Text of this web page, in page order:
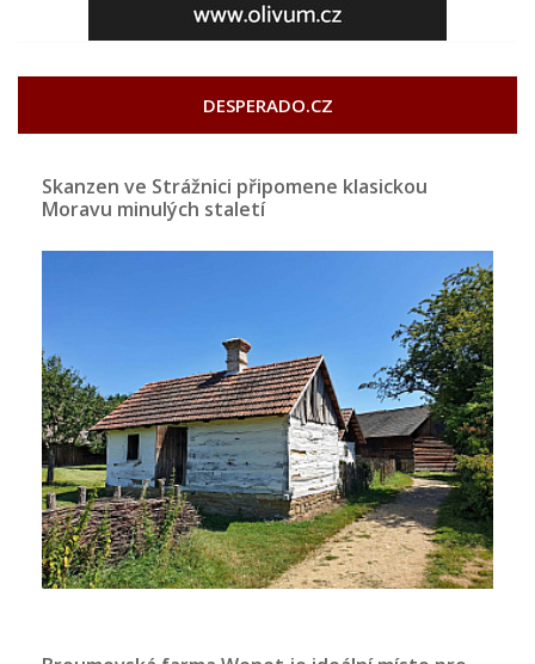
DESPERADO.CZ
Skanzen ve Strážnici připomene klasickou
Moravu minulých staletí